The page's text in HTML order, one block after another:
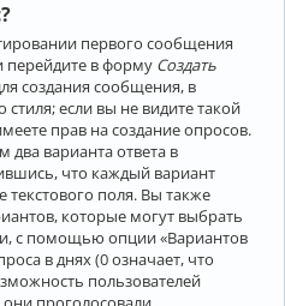
первого сообщения
перейдите в форму Создать
создания сообщения, в
если вы не видите такой
прав на создание опросов.
варианта ответа в
что каждый вариант
текстового поля. Вы также
которые могут выбрать
с помощью опции «Вариантов
в днях (0 означает, что
пользователей